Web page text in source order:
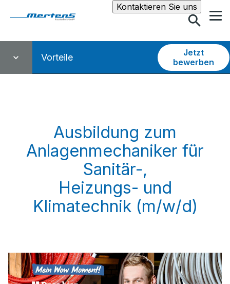
Kontaktieren Sie unsSuche
Vorteile
Jetzt
bewerben
Ausbildung zum
Anlagenmechaniker für
Sanitär-,
Heizungs- und
Klimatechnik (m/w/d)